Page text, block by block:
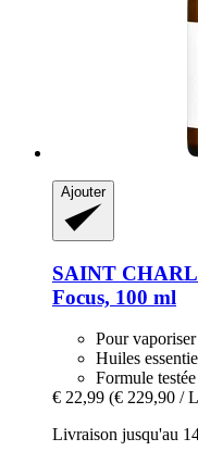
Ajouter
SAINT
Focus, 100 ml
Pour
Huiles
Formule
€ 22,99 (€ 229,90 /
Livraison jusqu'au